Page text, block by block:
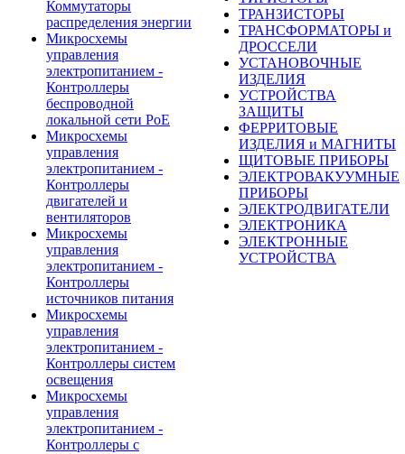
Коммутаторы
распределения энергии
Микросхемы
управления
электропитанием -
Контроллеры
беспроводной
локальной сети PoE
Микросхемы
управления
электропитанием -
Контроллеры
двигателей и
вентиляторов
Микросхемы
управления
электропитанием -
Контроллеры
источников питания
Микросхемы
управления
электропитанием -
Контроллеры систем
освещения
Микросхемы
управления
электропитанием -
Контроллеры с
ТРАНЗИСТОРЫ
ТРАНСФОРМАТОРЫ и
ДРОССЕЛИ
УСТАНОВОЧНЫЕ
ИЗДЕЛИЯ
УСТРОЙСТВА
ЗАЩИТЫ
ФЕРРИТОВЫЕ
ИЗДЕЛИЯ и МАГНИТЫ
ЩИТОВЫЕ ПРИБОРЫ
ЭЛЕКТРОВАКУУМНЫЕ
ПРИБОРЫ
ЭЛЕКТРОДВИГАТЕЛИ
ЭЛЕКТРОНИКА
ЭЛЕКТРОННЫЕ
УСТРОЙСТВА